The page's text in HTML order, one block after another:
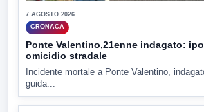
7 AGOSTO 2026
CRONACA
Ponte Valentino,21enne indagato:
omicidio stradale
Incidente mortale a Ponte Valentino,
guida...